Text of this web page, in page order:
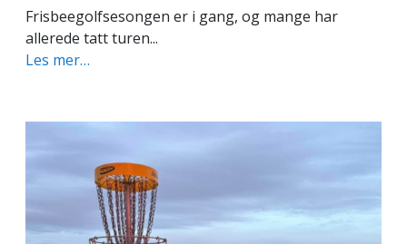
Frisbeegolfsesongen er i gang, og mange har
allerede tatt turen...
Les mer…